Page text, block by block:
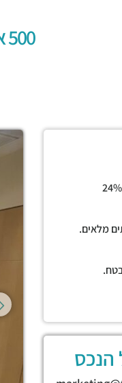
500 או 1000 מ"ר, חלוקה לחדרים, גמר יפה
הנכס